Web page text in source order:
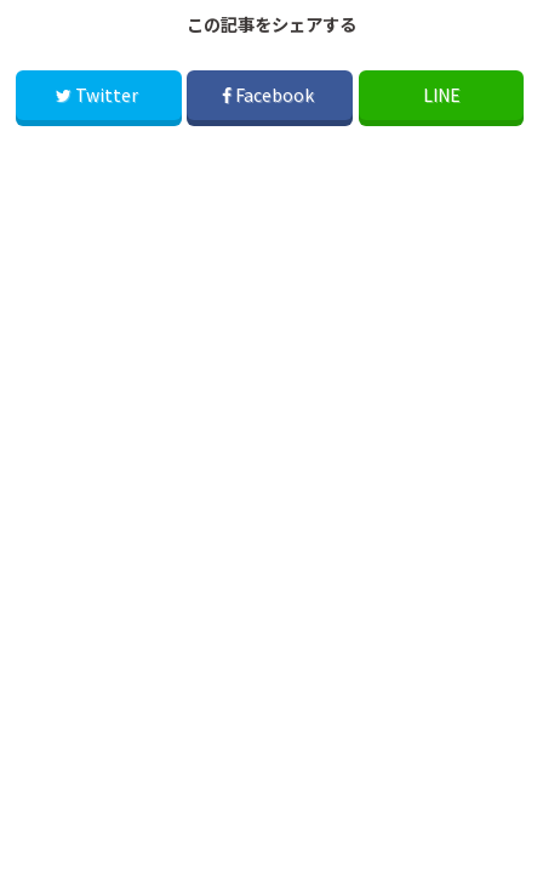
この記事をシェアする
Twitter Facebook LINE